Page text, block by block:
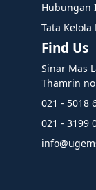
Hubungan
Tata Kelola
Find Us
Sinar Mas
Thamrin
021 - 5018
021 - 3199